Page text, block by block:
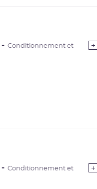
Conditionnement et
Conditionnement et